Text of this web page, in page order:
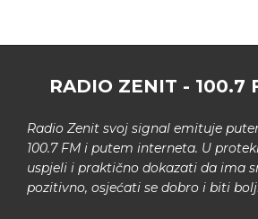
RADIO ZENIT - 100.7
Radio Zenit svoj signal emituje
100.7 FM i putem interneta. U
uspjeli i praktično dokazati da ima
pozitivno, osjećati se dobro i biti